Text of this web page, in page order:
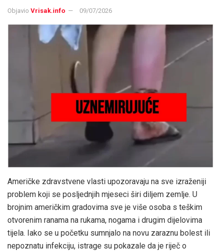
Objavio Vrisak.info 09/07/2026
Američke zdravstvene vlasti upozoravaju na sve izraženiji
problem koji se posljednjih mjeseci širi diljem zemlje. U
brojnim američkim gradovima sve je više osoba s teškim
otvorenim ranama na rukama, nogama i drugim dijelovima
tijela. Iako se u početku sumnjalo na novu zaraznu bolest ili
nepoznatu infekciju, istrage su pokazale da je riječ o